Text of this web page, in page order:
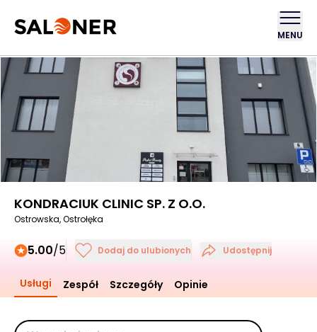
MENU
KONDRACIUK CLINIC SP. Z O.O.
Ostrowska, Ostrołęka
5.00/5 Dodaj do ulubionych Udostępnij
Usługi Zespół Szczegóły Opinie